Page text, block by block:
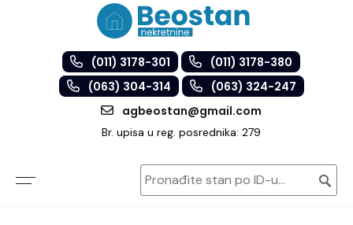
(011) 3178-301
(011) 3178-380
(063) 304-314
(063) 324-247
agbeostan@gmail.com
Br. upisa u reg. posrednika: 279